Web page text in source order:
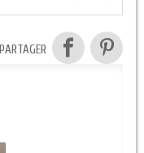
PARTAGER